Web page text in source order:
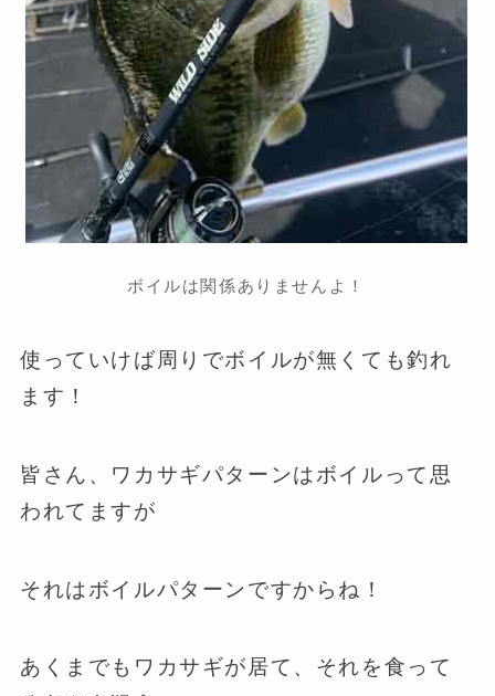
ボイルは関係ありませんよ！
使っていけば周りでボイルが無くても釣れ
ます！
皆さん、ワカサギパターンはボイルって思
われてますが
それはボイルパターンですからね！
あくまでもワカサギが居て、それを食って